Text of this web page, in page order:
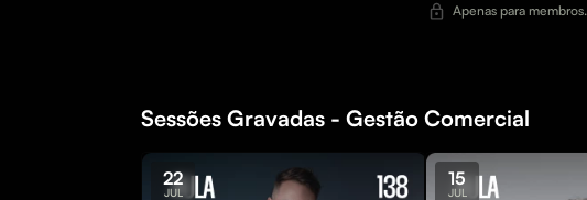
Apenas para membros.
Sessões Gravadas - Gestão Comercial
22
JUL
15
JUL